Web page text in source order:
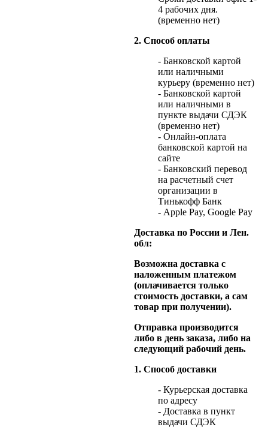
4 рабочих дня.
(временно нет)
2. Способ оплаты
- Банковской картой
или наличными
курьеру (временно нет)
- Банковской картой
или наличными в
пункте выдачи СДЭК
(временно нет)
- Онлайн-оплата
банковской картой на
сайте
- Банковский перевод
на расчетный счет
организации в
Тинькофф Банк
- Apple Pay, Google Pay
Доставка по России и Лен.
обл:
Возможна доставка с
наложенным платежом
(оплачивается только
стоимость доставки, а сам
товар при получении).
Отправка производится
либо в день заказа, либо на
следующий рабочий день.
1. Способ доставки
- Курьерская доставка
по адресу
- Доставка в пункт
выдачи СДЭК